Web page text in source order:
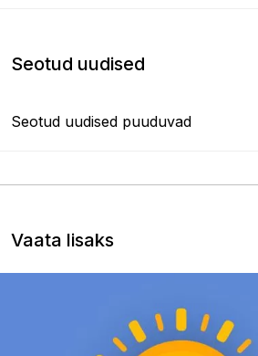
Seotud uudised
Seotud uudised puuduvad
Vaata lisaks